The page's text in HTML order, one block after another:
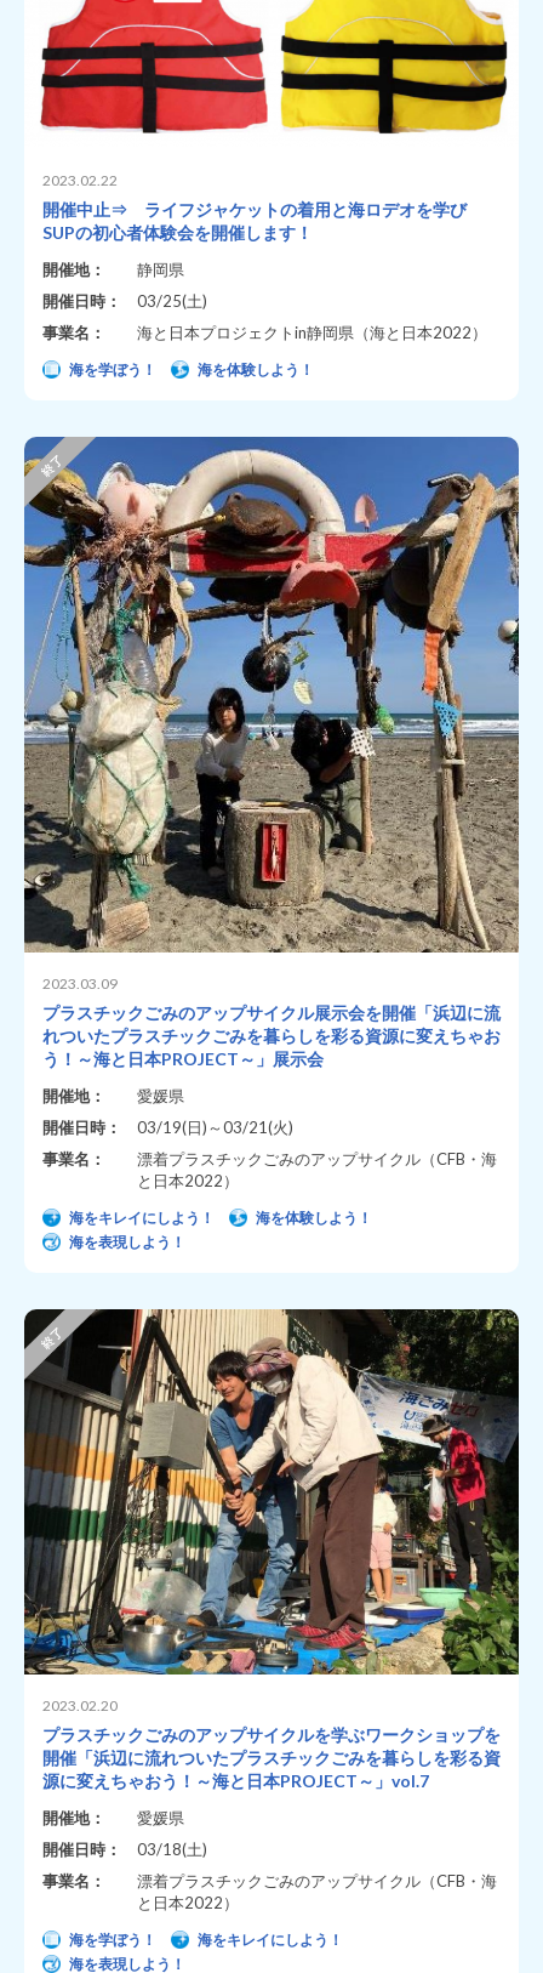
2023.02.22
開催中止⇒ ライフジャケットの着用と海ロデオを学び
SUPの初心者体験会を開催します！
開催地：
静岡県
開催日時：
03/25(土)
事業名：
海と日本プロジェクトin静岡県（海と日本2022）
海を学ぼう！ 海を体験しよう！
2023.03.09
プラスチックごみのアップサイクル展示会を開催「浜辺に流
れついたプラスチックごみを暮らしを彩る資源に変えちゃお
う！～海と日本PROJECT～」展示会
開催地：
愛媛県
開催日時：
03/19(日)～03/21(火)
事業名：
漂着プラスチックごみのアップサイクル（CFB・海
と日本2022）
海をキレイにしよう！
海を体験しよう！
海を表現しよう！
2023.02.20
プラスチックごみのアップサイクルを学ぶワークショップを
開催「浜辺に流れついたプラスチックごみを暮らしを彩る資
源に変えちゃおう！～海と日本PROJECT～」vol.7
開催地：
愛媛県
開催日時：
03/18(土)
事業名：
漂着プラスチックごみのアップサイクル（CFB・海
と日本2022）
海を学ぼう！
海をキレイにしよう！
海を表現しよう！